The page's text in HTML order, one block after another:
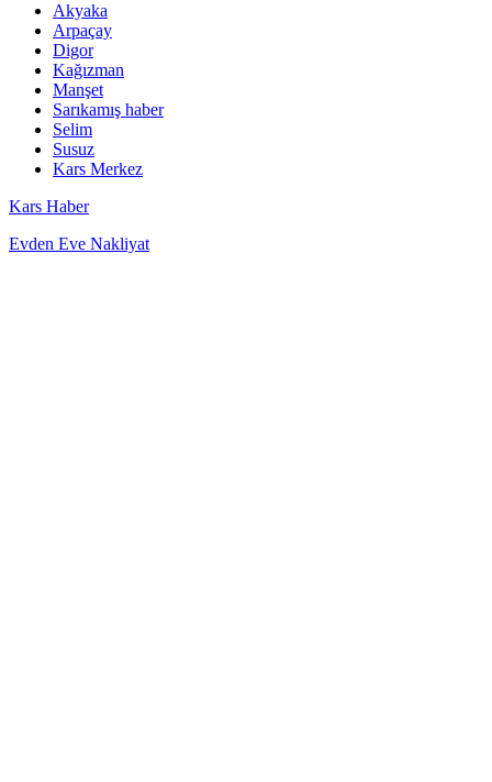
Akyaka
Arpaçay
Digor
Kağızman
Manşet
Sarıkamış haber
Selim
Susuz
Kars Merkez
Kars Haber
Evden Eve Nakliyat